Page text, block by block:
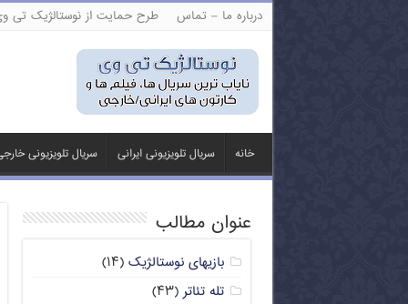
درباره ما – تماس طرح حمایت از نوستالژیک تی
خانه سریال تلویزیونی ایرانی سریال تلویزیونی
عنوان مطالب
بازیهای نوستالژیک (۱۴)
تله تئاتر(۴۳)